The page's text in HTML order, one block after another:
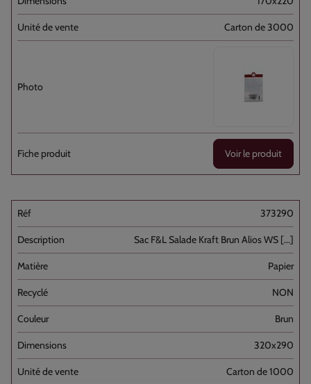
Carton de 3000
Voir le produit
373290
Sac F&L Salade Kraft Brun Alios WS [...]
Papier
NON
Brun
320x290
Carton de 1000